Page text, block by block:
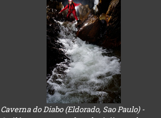
Caverna do Diabo (Eldorado, Sao Paulo) -